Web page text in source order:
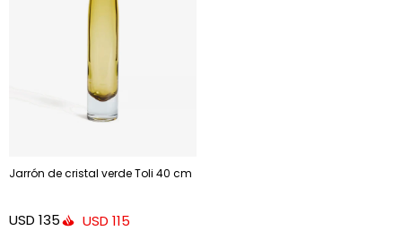
Jarrón de cristal verde Toli 40 cm
USD 135 USD 115